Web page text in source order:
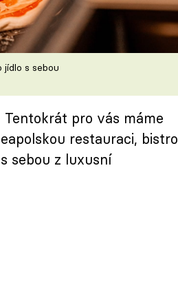
s sebou
pro vás máme
restauraci, bistro
sebou z luxusní